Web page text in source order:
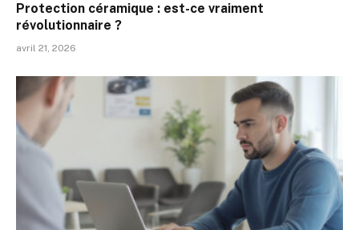
Protection céramique : est-ce vraiment
révolutionnaire ?
avril 21, 2026